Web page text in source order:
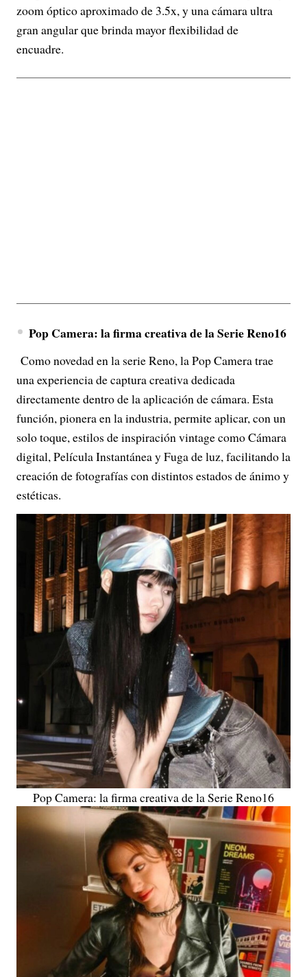
zoom óptico aproximado de 3.5x, y una cámara ultra
gran angular que brinda mayor flexibilidad de
encuadre.
Pop Camera: la firma creativa de la Serie Reno16
Como novedad en la serie Reno, la Pop Camera trae
una experiencia de captura creativa dedicada
directamente dentro de la aplicación de cámara. Esta
función, pionera en la industria, permite aplicar, con un
solo toque, estilos de inspiración vintage como Cámara
digital, Película Instantánea y Fuga de luz, facilitando la
creación de fotografías con distintos estados de ánimo y
estéticas.
Pop Camera: la firma creativa de la Serie Reno16